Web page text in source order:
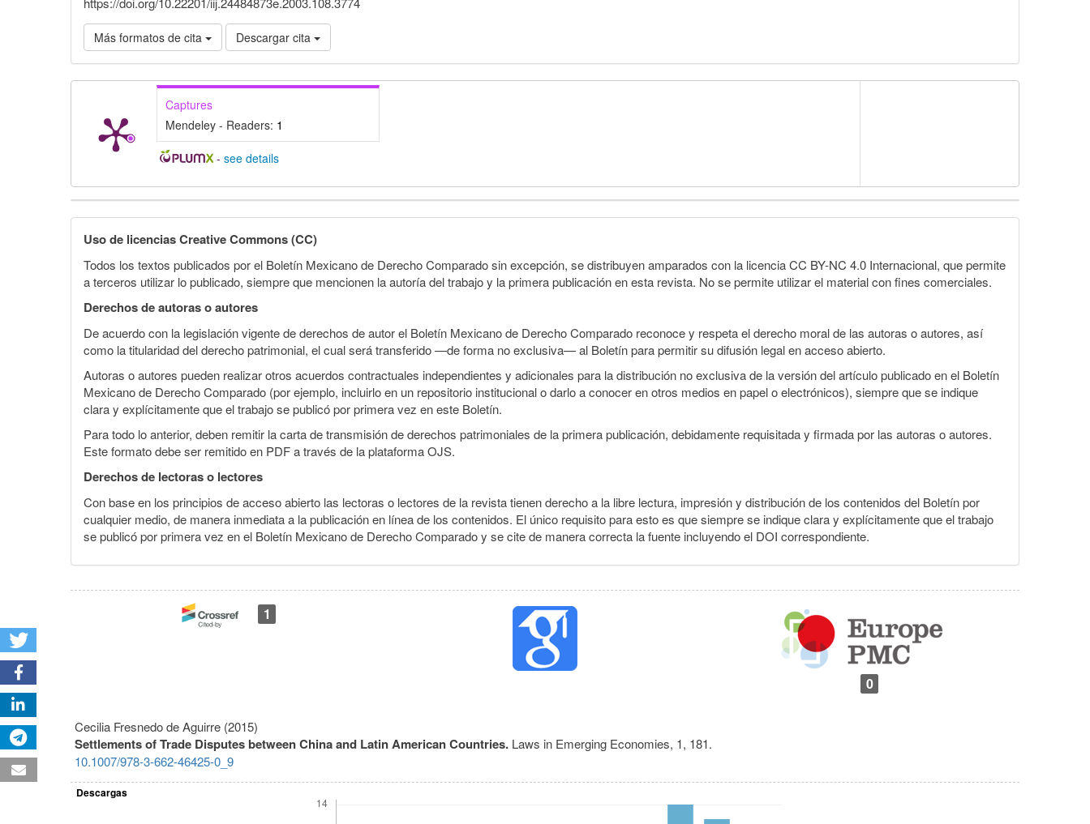
Más formatos de cita Descargar cita
Captures
Mendeley - Readers: 1
- see details
Detalles
del
artículo
Uso de licencias Creative Commons (CC)
Todos los textos publicados por el Boletín Mexicano de Derecho Comparado sin excepción, se distribuyen amparados con la licencia CC BY-NC 4.0 Internacional, que permite
a terceros utilizar lo publicado, siempre que mencionen la autoría del trabajo y la primera publicación en esta revista. No se permite utilizar el material con fines comerciales.
Derechos de autoras o autores
De acuerdo con la legislación vigente de derechos de autor el Boletín Mexicano de Derecho Comparado reconoce y respeta el derecho moral de las autoras o autores, así
como la titularidad del derecho patrimonial, el cual será transferido —de forma no exclusiva— al Boletín para permitir su difusión legal en acceso abierto.
Autoras o autores pueden realizar otros acuerdos contractuales independientes y adicionales para la distribución no exclusiva de la versión del artículo publicado en el Boletín
Mexicano de Derecho Comparado (por ejemplo, incluirlo en un repositorio institucional o darlo a conocer en otros medios en papel o electrónicos), siempre que se indique
clara y explícitamente que el trabajo se publicó por primera vez en este Boletín.
Para todo lo anterior, deben remitir la carta de transmisión de derechos patrimoniales de la primera publicación, debidamente requisitada y firmada por las autoras o autores.
Este formato debe ser remitido en PDF a través de la plataforma OJS.
Derechos de lectoras o lectores
Con base en los principios de acceso abierto las lectoras o lectores de la revista tienen derecho a la libre lectura, impresión y distribución de los contenidos del Boletín por
cualquier medio, de manera inmediata a la publicación en línea de los contenidos. El único requisito para esto es que siempre se indique clara y explícitamente que el trabajo
se publicó por primera vez en el Boletín Mexicano de Derecho Comparado y se cite de manera correcta la fuente incluyendo el DOI correspondiente.
1
0
Cecilia Fresnedo de Aguirre (2015)
Settlements of Trade Disputes between China and Latin American Countries. Laws in Emerging Economies, 1, 181.
10.1007/978-3-662-46425-0_9
Descargas